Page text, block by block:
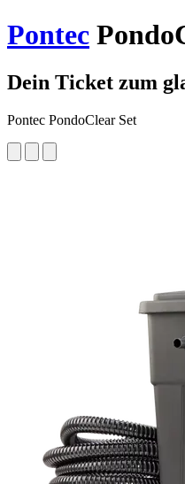
Pontec
Dein Ticket zum
Pontec PondoClear Set